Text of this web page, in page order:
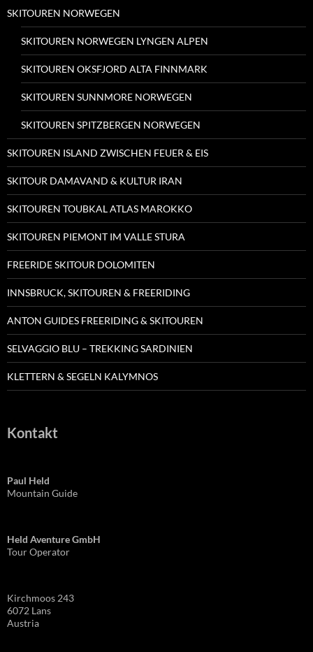
SKITOUREN NORWEGEN
SKITOUREN NORWEGEN LYNGEN ALPEN
SKITOUREN OKSFJORD ALTA FINNMARK
SKITOUREN SUNNMORE NORWEGEN
SKITOUREN SPITZBERGEN NORWEGEN
SKITOUREN ISLAND ZWISCHEN FEUER & EIS
SKITOUR DAMAVAND & KULTUR IRAN
SKITOUREN TOUBKAL ATLAS MAROKKO
SKITOUREN PIEMONT IM VALLE STURA
FREERIDE SKITOUR DOLOMITEN
INNSBRUCK, SKITOUREN & FREERIDING
ANTON GUIDES FREERIDING & SKITOUREN
SELVAGGIO BLU – TREKKING SARDINIEN
KLETTERN & SEGELN KALYMNOS
Kontakt
Paul Held
Mountain Guide
Held Aventure GmbH
Tour Operator
Kirchmoos 243
6072 Lans
Austria